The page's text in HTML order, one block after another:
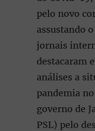
pelo novo
assustando
jornais
destacaram
análises a
pandemia
governo de
PSL) pelo